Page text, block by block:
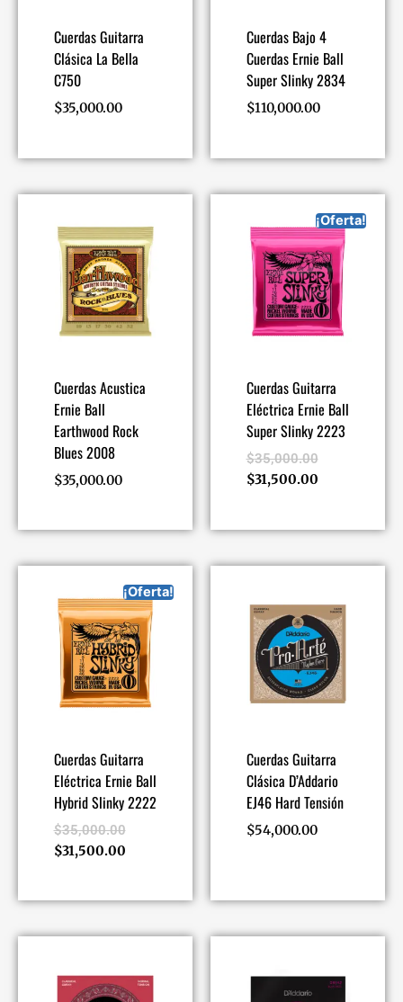
Cuerdas Guitarra
Clásica La Bella
C750
$35,000.00
Cuerdas Bajo 4
Cuerdas Ernie Ball
Super Slinky 2834
$110,000.00
Cuerdas Acustica
Ernie Ball
Earthwood Rock
Blues 2008
$35,000.00
¡Oferta!
Cuerdas Guitarra
Eléctrica Ernie Ball
Super Slinky 2223
$35,000.00
$31,500.00
¡Oferta!
Cuerdas Guitarra
Eléctrica Ernie Ball
Hybrid Slinky 2222
$35,000.00
$31,500.00
Cuerdas Guitarra
Clásica D’Addario
EJ46 Hard Tensión
$54,000.00